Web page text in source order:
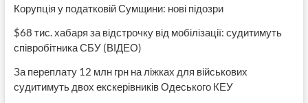
Корупція у податковій Сумщини: нові підозри
$68 тис. хабаря за відстрочку від мобілізації: судитимуть
співробітника СБУ (ВІДЕО)
За переплату 12 млн грн на ліжках для військових
судитимуть двох екскерівників Одеського КЕУ